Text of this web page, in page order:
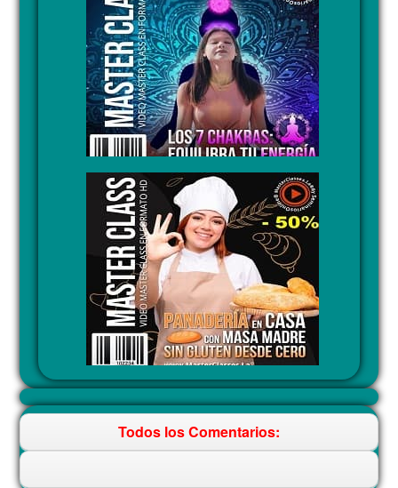
Todos los Comentarios: